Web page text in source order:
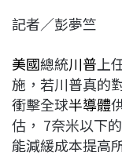
c
b
o
o
n
a
s
記者／彭夢竺
美國總統川普 上
施，若川普真的
衝擊全球半導體
估， 7奈米以下
能減緩成本提高